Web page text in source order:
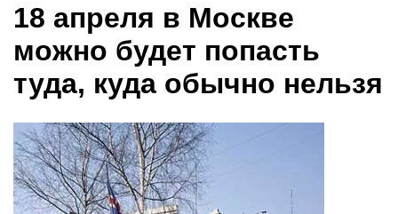
18 апреля в Москве
можно будет попасть
туда, куда обычно нельзя